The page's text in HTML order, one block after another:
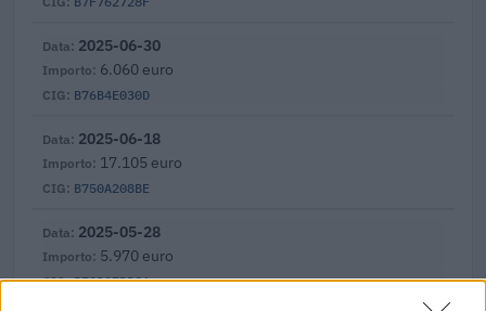
B76B4E030D
2025-06-30
6.060 euro
B750A208BE
2025-06-18
17.105 euro
B70D97DDC6
2025-05-28
5.970 euro